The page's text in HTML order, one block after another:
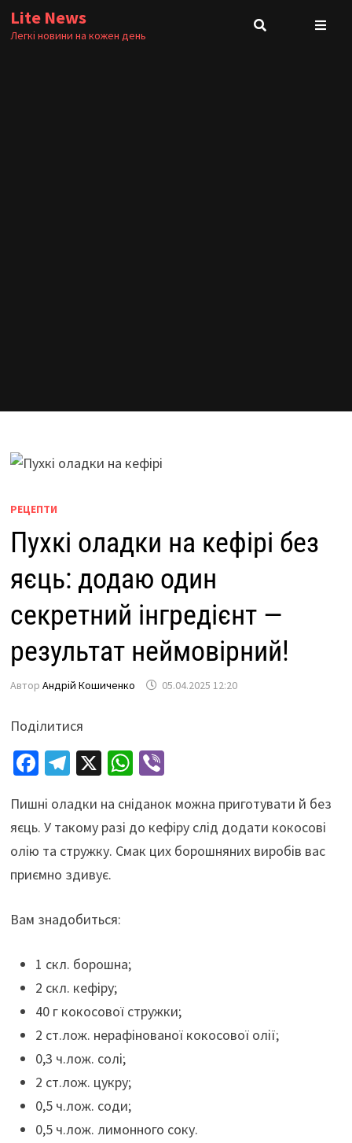
Skip
to
Lite News
Легкі новини на кожен день
РЕЦЕПТИ
Пухкі оладки на кефірі без
яєць: додаю один
секретний інгредієнт —
результат неймовірний!
Автор Андрій Кошиченко 05.04.2025 12:20
Поділитися
Fa
b
o
o
k
Te
gr
a
m
X W
at
sA
p
Vi
er
Пишні оладки на сніданок можна приготувати й без
яєць. У такому разі до кефіру слід додати кокосові
олію та стружку. Смак цих борошняних виробів вас
приємно здивує.
Вам знадобиться:
1 скл. борошна;
2 скл. кефіру;
40 г кокосової стружки;
2 ст.лож. нерафінованої кокосової олії;
0,3 ч.лож. солі;
2 ст.лож. цукру;
0,5 ч.лож. соди;
0,5 ч.лож. лимонного соку.